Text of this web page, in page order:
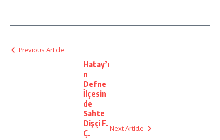
Previous Article
Hatay’ı
n
Defne
İlçesin
de
Sahte
Dişçi F.
Ç.
Next Article